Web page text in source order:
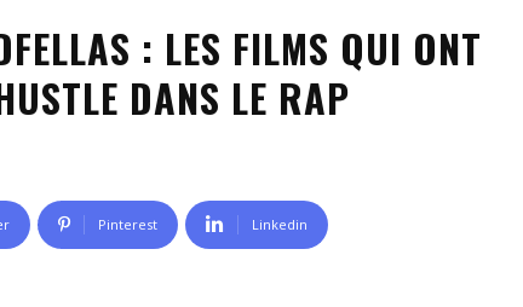
: LES FILMS QUI ONT
DANS LE RAP
Pinterest Linkedin